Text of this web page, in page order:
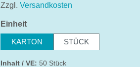
Zzgl. Versandkosten
Einheitauswählen
KARTON STÜCK
Inhalt / VE: 50 Stück